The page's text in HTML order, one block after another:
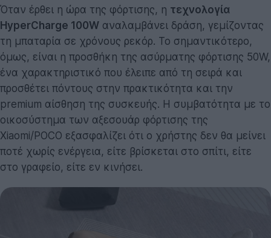
Όταν έρθει η ώρα της φόρτισης, η τεχνολογία
HyperCharge 100W αναλαμβάνει δράση, γεμίζοντας
τη μπαταρία σε χρόνους ρεκόρ. Το σημαντικότερο,
όμως, είναι η προσθήκη της ασύρματης φόρτισης 50W,
ένα χαρακτηριστικό που έλειπε από τη σειρά και
προσθέτει πόντους στην πρακτικότητα και την
premium αίσθηση της συσκευής. Η συμβατότητα με το
οικοσύστημα των αξεσουάρ φόρτισης της
Xiaomi/POCO εξασφαλίζει ότι ο χρήστης δεν θα μείνει
ποτέ χωρίς ενέργεια, είτε βρίσκεται στο σπίτι, είτε
στο γραφείο, είτε εν κινήσει.